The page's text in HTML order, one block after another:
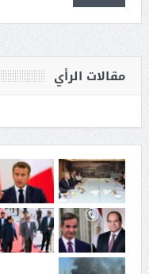
مقالات الرأي